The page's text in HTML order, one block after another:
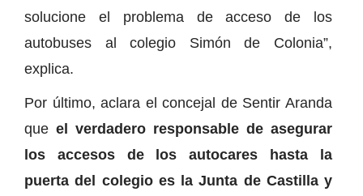
solucione el problema de acceso de los
autobuses al colegio Simón de Colonia”,
explica.
Por último, aclara el concejal de Sentir Aranda
que el verdadero responsable de asegurar
los accesos de los autocares hasta la
puerta del colegio es la Junta de Castilla y